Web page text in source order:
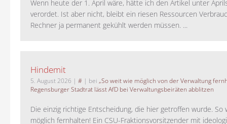
Wenn heute der 1. April wäre, hätte ich den Artikel unter
verordet. Ist aber nicht, bleibt ein riesen Ressourcen
Rechner ja permanent gekühlt werden müssen. ...
Hindemit
5. August 2026 | # | bei „So weit wie möglich von der Verwaltung
Regensburger Stadtrat lässt AfD bei Verwaltungsbeiräten abblitzen
Die einzig richtige Entscheidung, die hier getroffen wurde. So
möglich fernhalten! Ein CSU-Fraktionsvorsitzender mit